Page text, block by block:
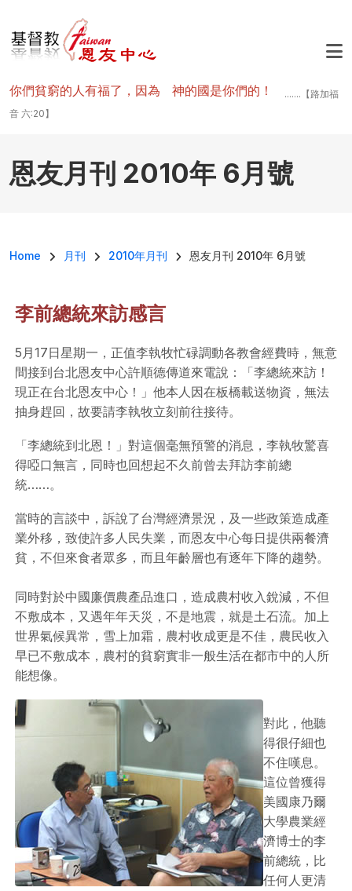
你們貧窮的人有福了，因為 神的國是你們的！
.......【路加福
音 六:20】
恩友月刊 2010年 6月號
導航連結
Home 月刊 2010年月刊 恩友月刊 2010年 6月號
李前總統來訪感言
5月17日星期一，正值李執牧忙碌調動各教會經費時，無意
間接到台北恩友中心許順德傳道來電說：「李總統來訪！
現正在台北恩友中心！」他本人因在板橋載送物資，無法
抽身趕回，故要請李執牧立刻前往接待。
「李總統到北恩！」對這個毫無預警的消息，李執牧驚喜
得啞口無言，同時也回想起不久前曾去拜訪李前總
統……。
當時的言談中，訴說了台灣經濟景況，及一些政策造成產
業外移，致使許多人民失業，而恩友中心每日提供兩餐濟
貧，不但來食者眾多，而且年齡層也有逐年下降的趨勢。
同時對於中國廉價農產品進口，造成農村收入銳減，不但
不敷成本，又遇年年天災，不是地震，就是土石流。加上
世界氣候異常，雪上加霜，農村收成更是不佳，農民收入
早已不敷成本，農村的貧窮實非一般生活在都市中的人所
能想像。
對此，他聽
得很仔細也
不住嘆息。
這位曾獲得
美國康乃爾
大學農業經
濟博士的李
前總統，比
任何人更清